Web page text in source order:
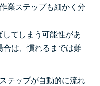
業ステップも細かく分
てしまう可能性があ
合は、慣れるまでは難
テップが自動的に流れ